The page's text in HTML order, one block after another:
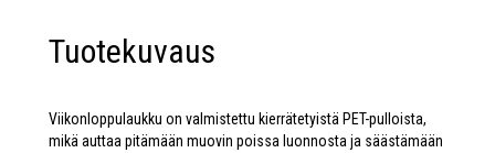
Tuotekuvaus
Viikonloppulaukku on valmistettu kierrätetyistä PET-pulloista,
mikä auttaa pitämään muovin poissa luonnosta ja säästämään